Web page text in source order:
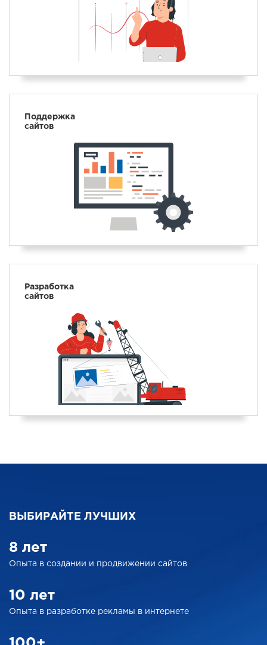
Поддержка
сайтов
Разработка
сайтов
ВЫБИРАЙТЕ ЛУЧШИХ
8 лет
Опыта в создании и продвижении сайтов
10 лет
Опыта в разработке рекламы в интернете